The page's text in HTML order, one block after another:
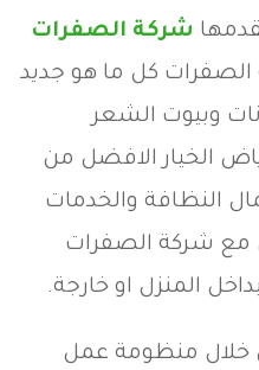
شركة الصفرات
كل ما هو جديد
وبيوت الشعر
الخيار الافضل من
النظافة والخدمات
مع شركة الصفرات
المنزل او خارجة.
خلال منظومة عمل